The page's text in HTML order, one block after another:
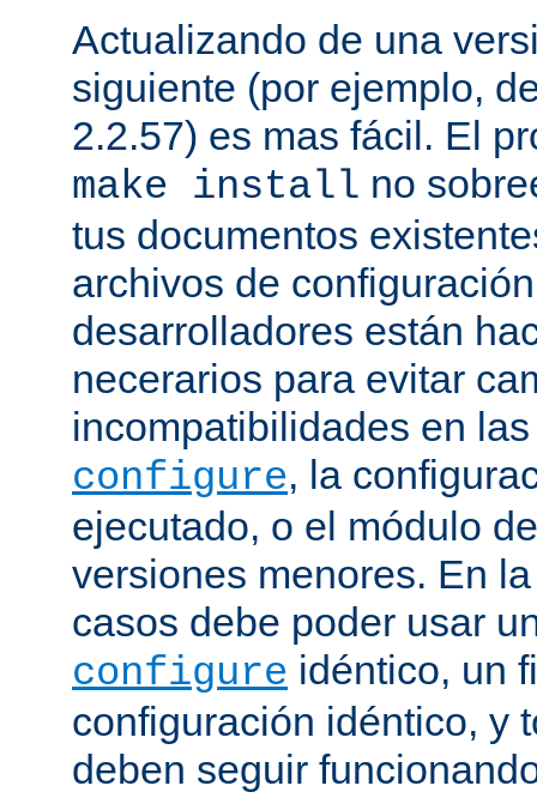
Actualizando de una
siguiente (por ejemplo,
2.2.57) es mas fácil. El
make install no
tus documentos
archivos de
desarrolladores están
necerarios para evitar
incompatibilidades en
configure, la
ejecutado, o el módulo
versiones menores. En
casos debe poder usar
configure idéntico, un
configuración idéntico, y
deben seguir